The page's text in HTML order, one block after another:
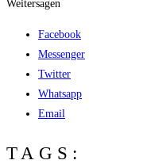
Weitersagen
Facebook
Messenger
Twitter
Whatsapp
Email
TAGS: